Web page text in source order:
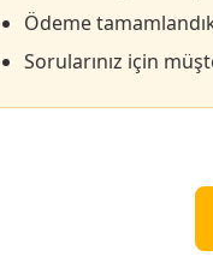
Ödeme
Sorularınız için